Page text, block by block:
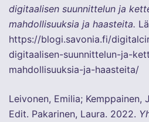
digitaalisen suunnittelun ja
mahdollisuuksia ja haasteita.
https://blogi.savonia.fi/
digitaalisen-suunnittelun-ja-
mahdollisuuksia-ja-haasteita/
Leivonen, Emilia; Kemppainen,
Edit. Pakarinen, Laura. 2022.